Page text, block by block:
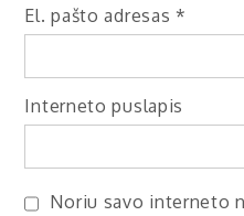
El. pašto adresas *
Interneto puslapis
Noriu savo interneto